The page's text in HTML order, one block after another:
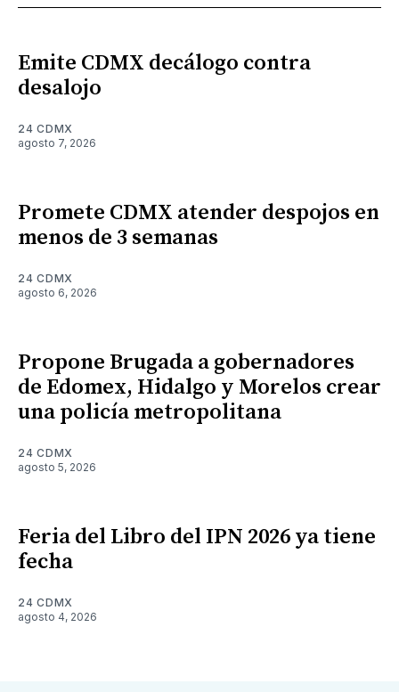
Emite CDMX decálogo contra
desalojo
24 CDMX
agosto 7, 2026
Promete CDMX atender despojos en
menos de 3 semanas
24 CDMX
agosto 6, 2026
Propone Brugada a gobernadores
de Edomex, Hidalgo y Morelos crear
una policía metropolitana
24 CDMX
agosto 5, 2026
Feria del Libro del IPN 2026 ya tiene
fecha
24 CDMX
agosto 4, 2026